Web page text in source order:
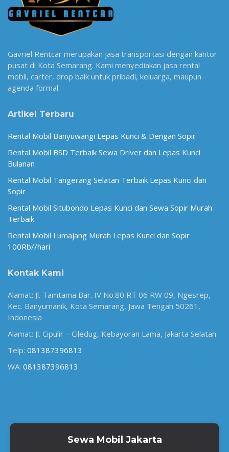
Gavriel Rentcar merupakan jasa transportasi dengan kantor
pusat di Kota Semarang. Kami menyediakan jasa rental
mobil, carter, drop baik untuk pribadi, keluarga, maupun
agenda formal.
Artikel Terbaru
Rental Mobil Banyuwangi Lepas Kunci & Dengan Sopir
Rental Mobil BSD Terbaik Sewa Driver dan Lepas Kunci
Bulanan
Rental Mobil Tangerang Selatan Terbaik Lepas Kunci dan
Sopir
Rental Mobil Situbondo Lepas Kunci dan Sewa Sopir Murah
Terbaik
Rental Mobil Lumajang Murah Lepas Kunci dan Sopir
100Rb//hari
Kontak Kami
Alamat: Jl. Tamtama Bar. IV No.80 RT 06 RW 09, Ngesrep,
Kec. Banyumanik, Kota Semarang, Jawa Tengah 50261,
Indonesia
Alamat: Jl. Cipulir – Ciledug, Kebayoran Lama, Jakarta Selatan
Telp: 081387396813
WA: 081387396813
Sewa Mobil Jakarta